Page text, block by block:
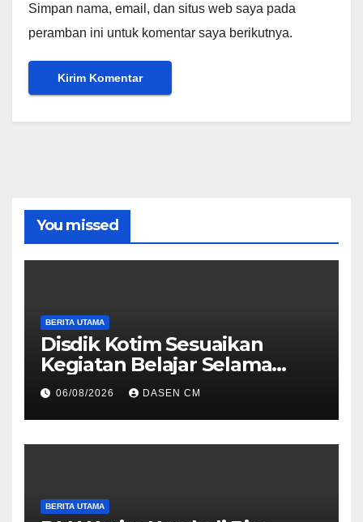
Simpan nama, email, dan situs web saya pada
peramban ini untuk komentar saya berikutnya.
You missed
BERITA UTAMA
Disdik Kotim Sesuaikan
Kegiatan Belajar Selama
Musim Kemarau
06/08/2026 DASEN CM
BERITA UTAMA